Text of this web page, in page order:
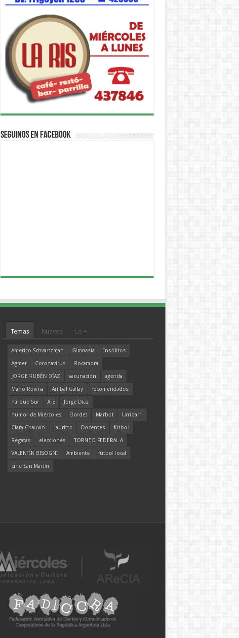
Seguinos en Facebook
Temas Nuevos Lo +
Americo Schvartzman Gimnasia
Insólitos
Agmer
Coronavirus
Rocamora
JORGE RUBÉN DÍAZ
vacunación
agenda
Mario Rovina
Aníbal Gallay
recomendados
Parque Sur
ATE
Jorge Díaz
humor de Miércoles
Bordet Marbot
Urribarri
Clara Chauvín
Lauritto Docentes
fútbol
Regatas
elecciones
TORNEO FEDERAL A
VALENTÍN BISOGNI
Ambiente
fútbol local
cine San Martín